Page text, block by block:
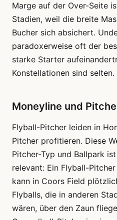
Marge auf der Over-Seite
Stadien, weil die breite
Bucher sich absichert.
paradoxerweise oft der
starke Starter
Konstellationen sind selten.
Moneyline und
Flyball-Pitcher leiden in
Pitcher profitieren. Diese
Pitcher-Typ und Ballpark
relevant: Ein Flyball-
kann in Coors Field
Flyballs, die in anderen
wären, über den Zaun